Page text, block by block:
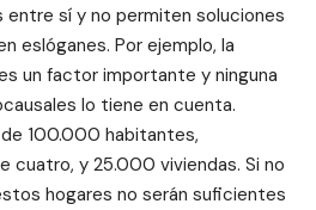
sí y no permiten soluciones
eslóganes. Por ejemplo, la
un factor importante y ninguna
lo tiene en cuenta.
100.000 habitantes,
cuatro, y 25.000 viviendas. Si no
hogares no serán suficientes